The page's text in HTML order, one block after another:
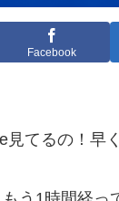
Facebook
見てるの！早